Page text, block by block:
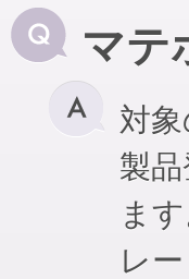
マテ
対
製
ま
レ